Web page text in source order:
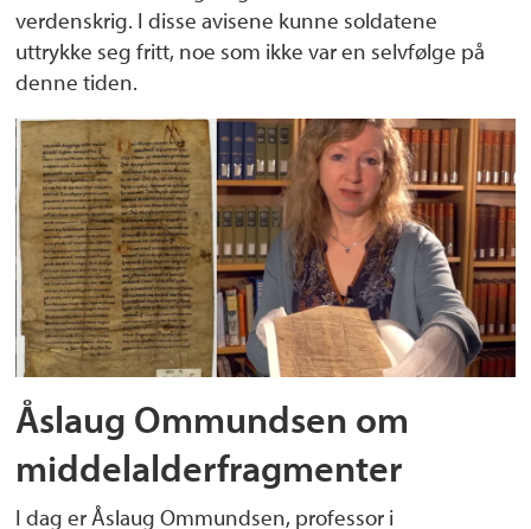
verdenskrig. I disse avisene kunne soldatene
uttrykke seg fritt, noe som ikke var en selvfølge på
denne tiden.
Åslaug Ommundsen om
middelalderfragmenter
I dag er Åslaug Ommundsen, professor i